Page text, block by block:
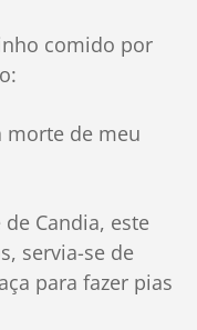
comido por
morte de meu
Candia, este
servia-se de
para fazer pias